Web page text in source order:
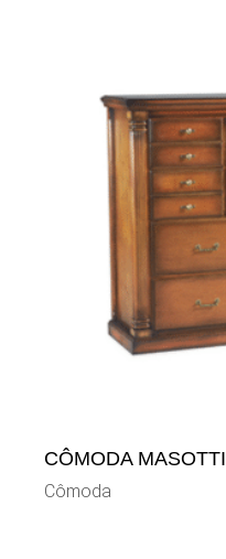
CÔMODA MASOTTI
Cômoda